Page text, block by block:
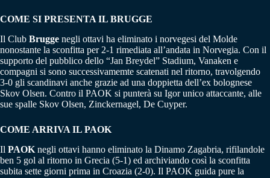
COME SI PRESENTA IL BRUGGE
Il Club Brugge negli ottavi ha eliminato i norvegesi del Molde
nonostante la sconfitta per 2-1 rimediata all’andata in Norvegia. Con il
supporto del pubblico dello “Jan Breydel” Stadium, Vanaken e
compagni si sono successivamemte scatenati nel ritorno, travolgendo
3-0 gli scandinavi anche grazie ad una doppietta dell’ex bolognese
Skov Olsen. Contro il PAOK si punterà su Igor unico attaccante, alle
sue spalle Skov Olsen, Zinckernagel, De Cuyper.
COME ARRIVA IL PAOK
Il PAOK negli ottavi hanno eliminato la Dinamo Zagabria, rifilandole
ben 5 gol al ritorno in Grecia (5-1) ed archiviando così la sconfitta
subita sette giorni prima in Croazia (2-0). Il PAOK guida pure la